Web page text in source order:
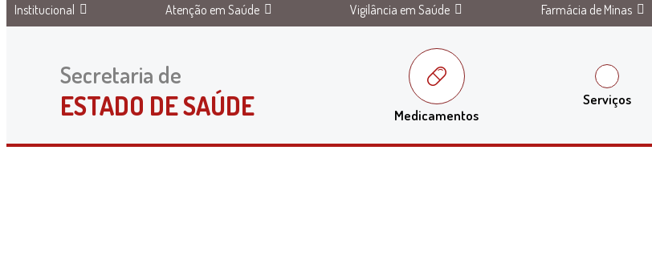
Institucional Atenção em Saúde Vigilância em Saúde Farmácia de Minas
Secretaria de
ESTADO DE SAÚDE Medicamentos
Serviços